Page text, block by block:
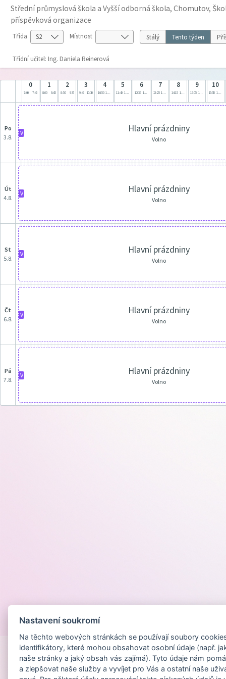
Střední průmyslová škola a Vyšší odborná škola, Chomutov,
příspěvková organizace
Třída Místnost Stálý Tento týden
Třídní učitel: Ing. Daniela Reinerová
0
7:00 7:45
1
8:00 8:45
2
8:50 9:35
3
9:45 10:30
4
10:50 11:35
5
11:40 12:25
6
12:35 13:20
7
13:25 14:10
8
14:15 15:00
9
15:05 15:50
10
15:55 16:40
po
3.8.
V Hlavní prázdniny
Volno
út
4.8.
V Hlavní prázdniny
Volno
st
5.8.
V Hlavní prázdniny
Volno
čt
6.8.
V Hlavní prázdniny
Volno
pá
7.8.
V Hlavní prázdniny
Volno
Nastavení soukromí
Na těchto webových stránkách se používají soubory
identifikátory, které mohou obsahovat osobní údaje (např.
naše stránky a jaký obsah vás zajímá). Tyto údaje nám
a zlepšovat naše služby a vyvíjet pro Vás a ostatní naše